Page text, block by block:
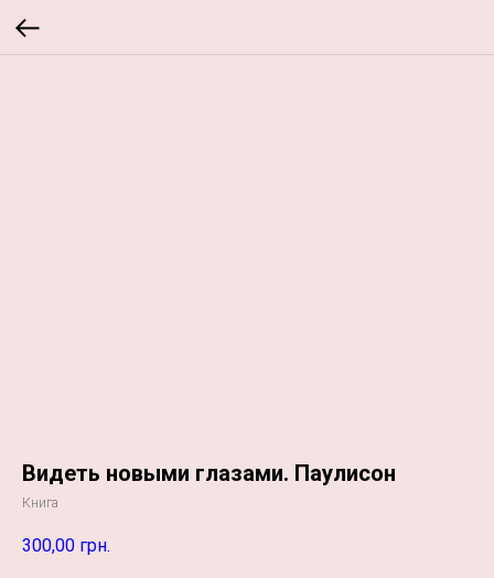
Видеть новыми глазами. Паулисон
Книга
300,00 грн.